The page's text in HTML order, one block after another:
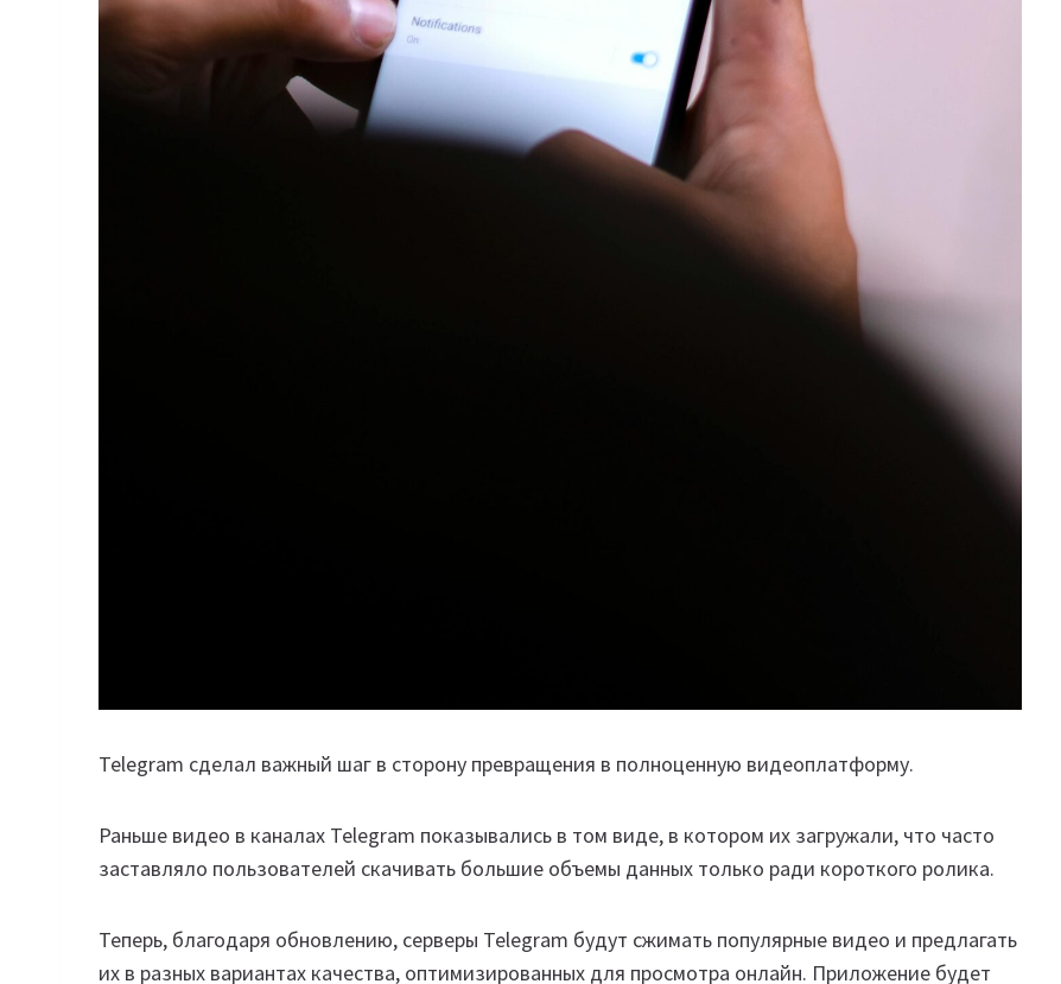
Telegram сделал важный шаг в сторону превращения в полноценную видеоплатформу.
Раньше видео в каналах Telegram показывались в том виде, в котором их загружали, что часто
заставляло пользователей скачивать большие объемы данных только ради короткого ролика.
Теперь, благодаря обновлению, серверы Telegram будут сжимать популярные видео и предлагать
их в разных вариантах качества, оптимизированных для просмотра онлайн. Приложение будет